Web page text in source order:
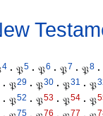
4 · 𝔓5 · 𝔓6 · 𝔓7 · 𝔓8 ·
· 𝔓29 · 𝔓30 · 𝔓31 · 𝔓
· 𝔓52 · 𝔓53 · 𝔓54 · 𝔓
75 76 77